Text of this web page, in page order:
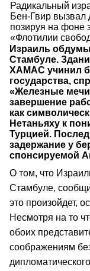
Радикальный
Бен-Гвир вызвал
позируя на фоне
«Флотилии
Израиль
Стамбуле.
ХАМАС учинил
государства,
«Железные
завершение
как
Нетаньяху к
Турцией.
задержание у
спонсируемой
О том, что
Стамбуле,
это произойдет,
Несмотря на то
обоих
соображениям